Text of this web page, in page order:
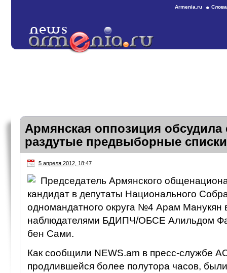
Armenia.ru
Армянская оппозиция
раздутые предвыборные списки
5 апреля 2012, 18:47
Председатель Армянского
кандидат в депутаты Национального
одномандатного округа №4 Арам Манукян
наблюдателями БДИПЧ/ОБСЕ Алильдом
бен Сами.
Как сообщили NEWS.am в пресс-службе
продлившейся более полутора часов,